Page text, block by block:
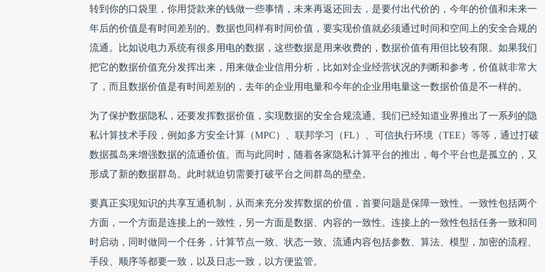
转到你的口袋里，你用贷款来的钱做一些事情，未来再返还回去，是要付出代价的，今年的价值和未来一
年后的价值是有时间差别的。数据也同样有时间价值，要实现价值就必须通过时间和空间上的安全合规的
流通。比如说电力系统有很多用电的数据，这些数据是用来收费的，数据价值有用但比较有限。如果我们
把它的数据价值充分发挥出来，用来做企业信用分析，比如对企业经营状况的判断和参考，价值就非常大
了，而且数据价值是有时间差别的，去年的企业用电量和今年的企业用电量这一数据价值是不一样的。
为了保护数据隐私，还要发挥数据价值，实现数据的安全合规流通。我们已经知道业界推出了一系列的隐
私计算技术手段，例如多方安全计算（MPC）、联邦学习（FL）、可信执行环境（TEE）等等，通过打破
数据孤岛来增强数据的流通价值。而与此同时，随着各家隐私计算平台的推出，每个平台也是孤立的，又
形成了新的数据群岛。此时就迫切需要打破平台之间群岛的壁垒。
要真正实现知识的共享互通机制，从而来充分发挥数据的价值，首要问题是保障一致性。一致性包括两个
方面，一个方面是连接上的一致性，另一方面是数据、内容的一致性。连接上的一致性包括任务一致和同
时启动，同时做同一个任务，计算节点一致、状态一致。流通内容包括参数、算法、模型，加密的流程、
手段、顺序等都要一致，以及日志一致，以方便监管。